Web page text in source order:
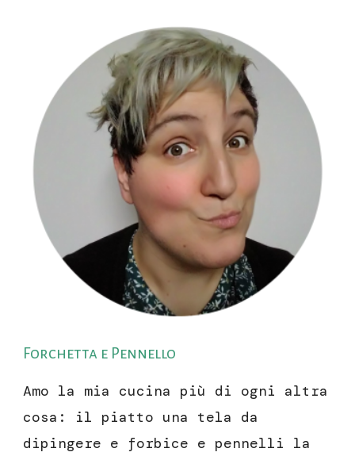
Forchetta e Pennello
Amo la mia cucina più di ogni altra
cosa: il piatto una tela da
dipingere e forbice e pennelli la